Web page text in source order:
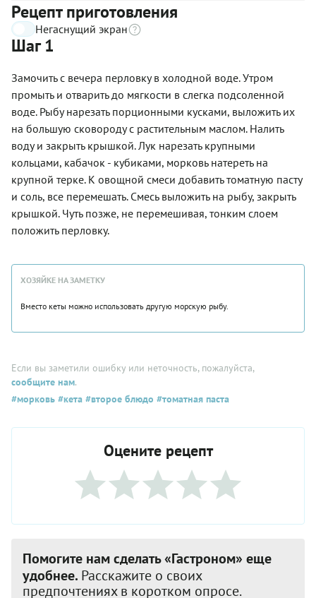
Рецепт приготовления
Негаснущий экран
Шаг 1
Замочить с вечера перловку в холодной воде. Утром
промыть и отварить до мягкости в слегка подсоленной
воде. Рыбу нарезать порционными кусками, выложить их
на большую сковороду с растительным маслом. Налить
воду и закрыть крышкой. Лук нарезать крупными
кольцами, кабачок - кубиками, морковь натереть на
крупной терке. К овощной смеси добавить томатную пасту
и соль, все перемешать. Смесь выложить на рыбу, закрыть
крышкой. Чуть позже, не перемешивая, тонким слоем
положить перловку.
ХОЗЯЙКЕ НА ЗАМЕТКУ
Вместо кеты можно использовать другую морскую рыбу.
Если вы заметили ошибку или неточность, пожалуйста,
сообщите нам.
#морковь #кета #второе блюдо #томатная паста
Оцените рецепт
Помогите нам сделать «Гастроном» еще
удобнее. Расскажите о своих
предпочтениях в коротком опросе.